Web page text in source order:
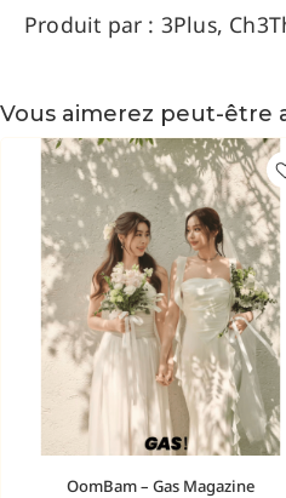
Produit par : 3Plus,
Vous aimerez peut-être
OomBam – Gas Magazine